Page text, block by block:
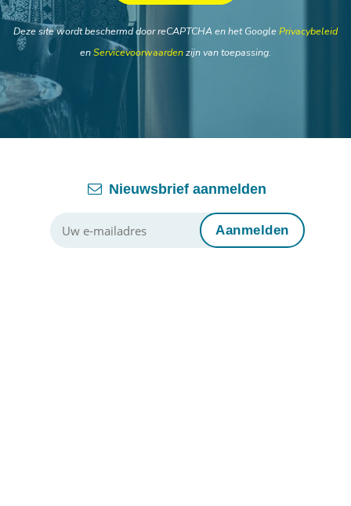
Deze site wordt beschermd door reCAPTCHA en het GooglePrivacybeleid
enServicevoorwaardenzijn van toepassing.
Nieuwsbrief aanmelden